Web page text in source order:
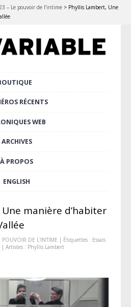
– Le pouvoir de l’intime > Phyllis Lambert, Une
RÉCENTS
WEB
ARCHIVES
À PROPOS
ENGLISH
manière d’habiter
DE L'INTIME | Étiquettes : Essais
| Artistes : Phyllis Lambert